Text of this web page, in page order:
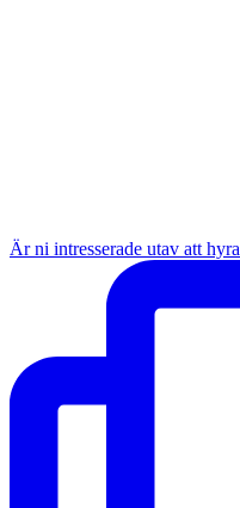
Är ni intresserade utav att